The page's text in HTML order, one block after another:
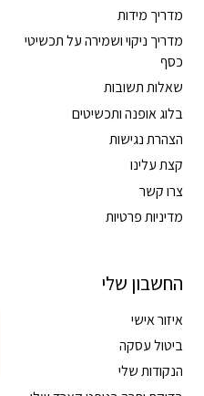
מדריך מידות
מדריך ניקוי ושמירה על תכשיטי
כסף
שאלות תשובות
בלוג אופנה ותכשיטים
הצהרת נגישות
קצת עלינו
צרו קשר
מדיניות פרטיות
החשבון שלי
איזור אישי
ביטול עסקה
הנקודות שלי